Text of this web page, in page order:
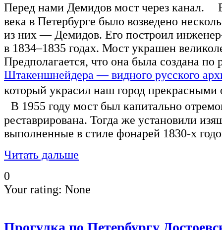
Перед нами Демидов мост через канал.
века в Петербурге было возведено
из них — Демидов. Его построил
в 1834–1835 годах. Мост украшен
Предполагается, что она была создана по
Штакеншнейдера — видного русского
который украсил наш город
В 1955 году мост был капитально
реставрирована. Тогда же установили
выполненные в стиле фонарей 1830-х
Читать дальше
0
Your rating: None